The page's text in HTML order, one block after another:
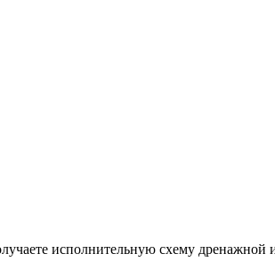
исполнительную схему дренажной